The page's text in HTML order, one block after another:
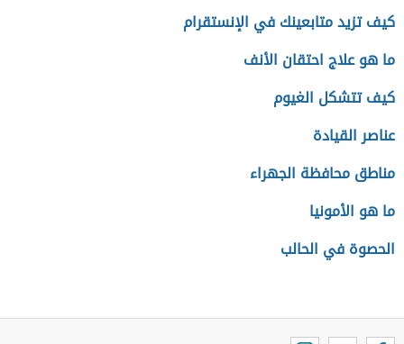
كيف تزيد متابعينك في الإنستقرام
ما هو علاج احتقان الأنف
كيف تتشكل الغيوم
عناصر القيادة
مناطق محافظة الجهراء
ما هو الأمونيا
الحصوة في الحالب